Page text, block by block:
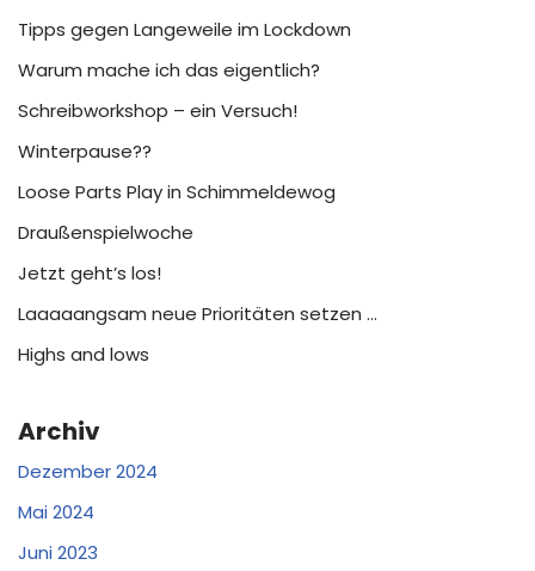
Tipps gegen Langeweile im Lockdown
Warum mache ich das eigentlich?
Schreibworkshop – ein Versuch!
Winterpause??
Loose Parts Play in Schimmeldewog
Draußenspielwoche
Jetzt geht’s los!
Laaaaangsam neue Prioritäten setzen …
Highs and lows
Archiv
Dezember 2024
Mai 2024
Juni 2023